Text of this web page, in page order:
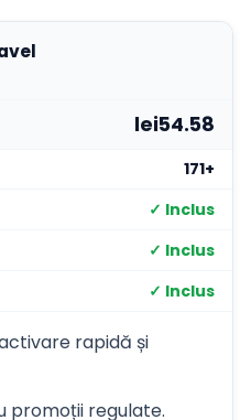
lei54.58
171+
✓ Inclus
✓ Inclus
✓ Inclus
rapidă și
promoții regulate.